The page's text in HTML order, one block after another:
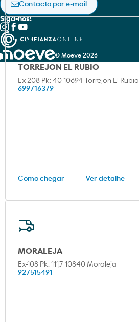
TORREJON EL RUBIO
Ex-208 Pk: 40 10694 Torrejon El Rubio
699716379
Como chegar Ver detalhe
MORALEJA
Ex-108 Pk: 111,7 10840 Moraleja
927515491
Contacto por e-mail
© Moeve 2026
Siga-nos!